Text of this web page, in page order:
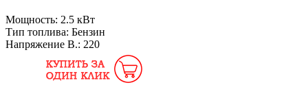
Мощность: 2.5 кВт
Тип топлива: Бензин
Напряжение В.: 220